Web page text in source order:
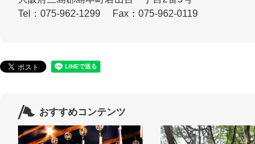
Tel：075-962-1299
Fax：075-962-0119
おすすめコンテンツ